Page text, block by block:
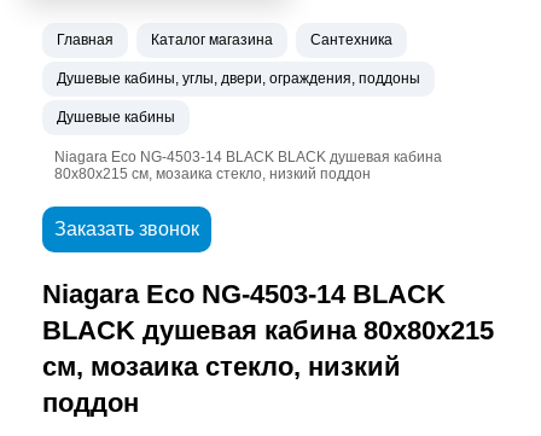
Главная Каталог магазина Сантехника
Душевые кабины, углы, двери, ограждения, поддоны
Душевые кабины
Niagara Eco NG-4503-14 BLACK BLACK душевая кабина
80х80х215 см, мозаика стекло, низкий поддон
Заказать звонок
Niagara Eco NG-4503-14 BLACK
BLACK душевая кабина 80х80х215
см, мозаика стекло, низкий
поддон